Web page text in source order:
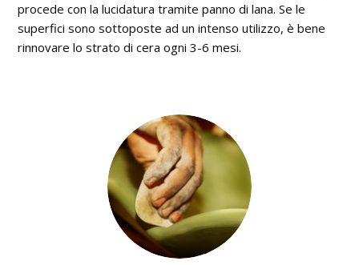
procede con la lucidatura tramite panno di lana. Se le
superfici sono sottoposte ad un intenso utilizzo, è bene
rinnovare lo strato di cera ogni 3-6 mesi.